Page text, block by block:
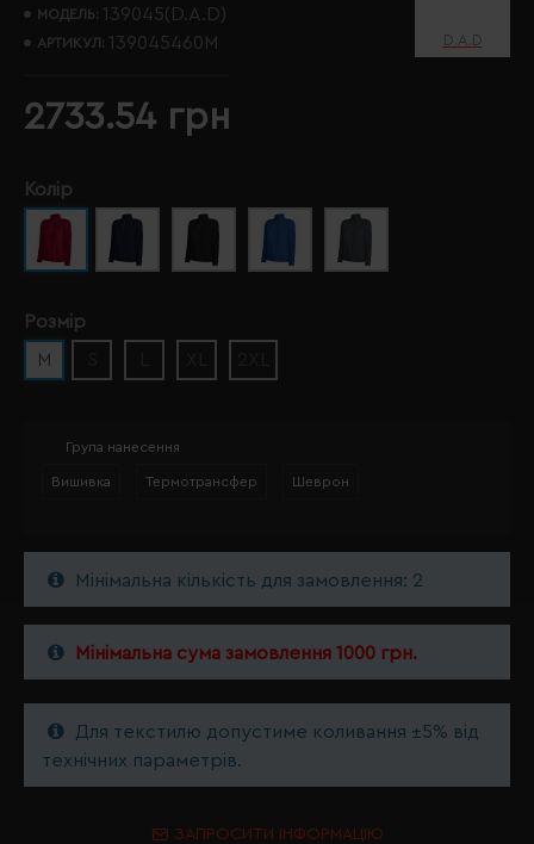
МОДЕЛЬ: 139045(D.A.D)
АРТИКУЛ: 139045460M D.A.D
2733.54 грн
Колір
Розмір
M
Група нанесення
Вишивка Термотрансфер Шеврон
Мінімальна кількість для замовлення: 2
Мінімальна сума замовлення 1000 грн.
Для текстилю допустиме коливання ±5% від
технічних параметрів.
ЗАПРОСИТИ ІНФОРМАЦІЮ